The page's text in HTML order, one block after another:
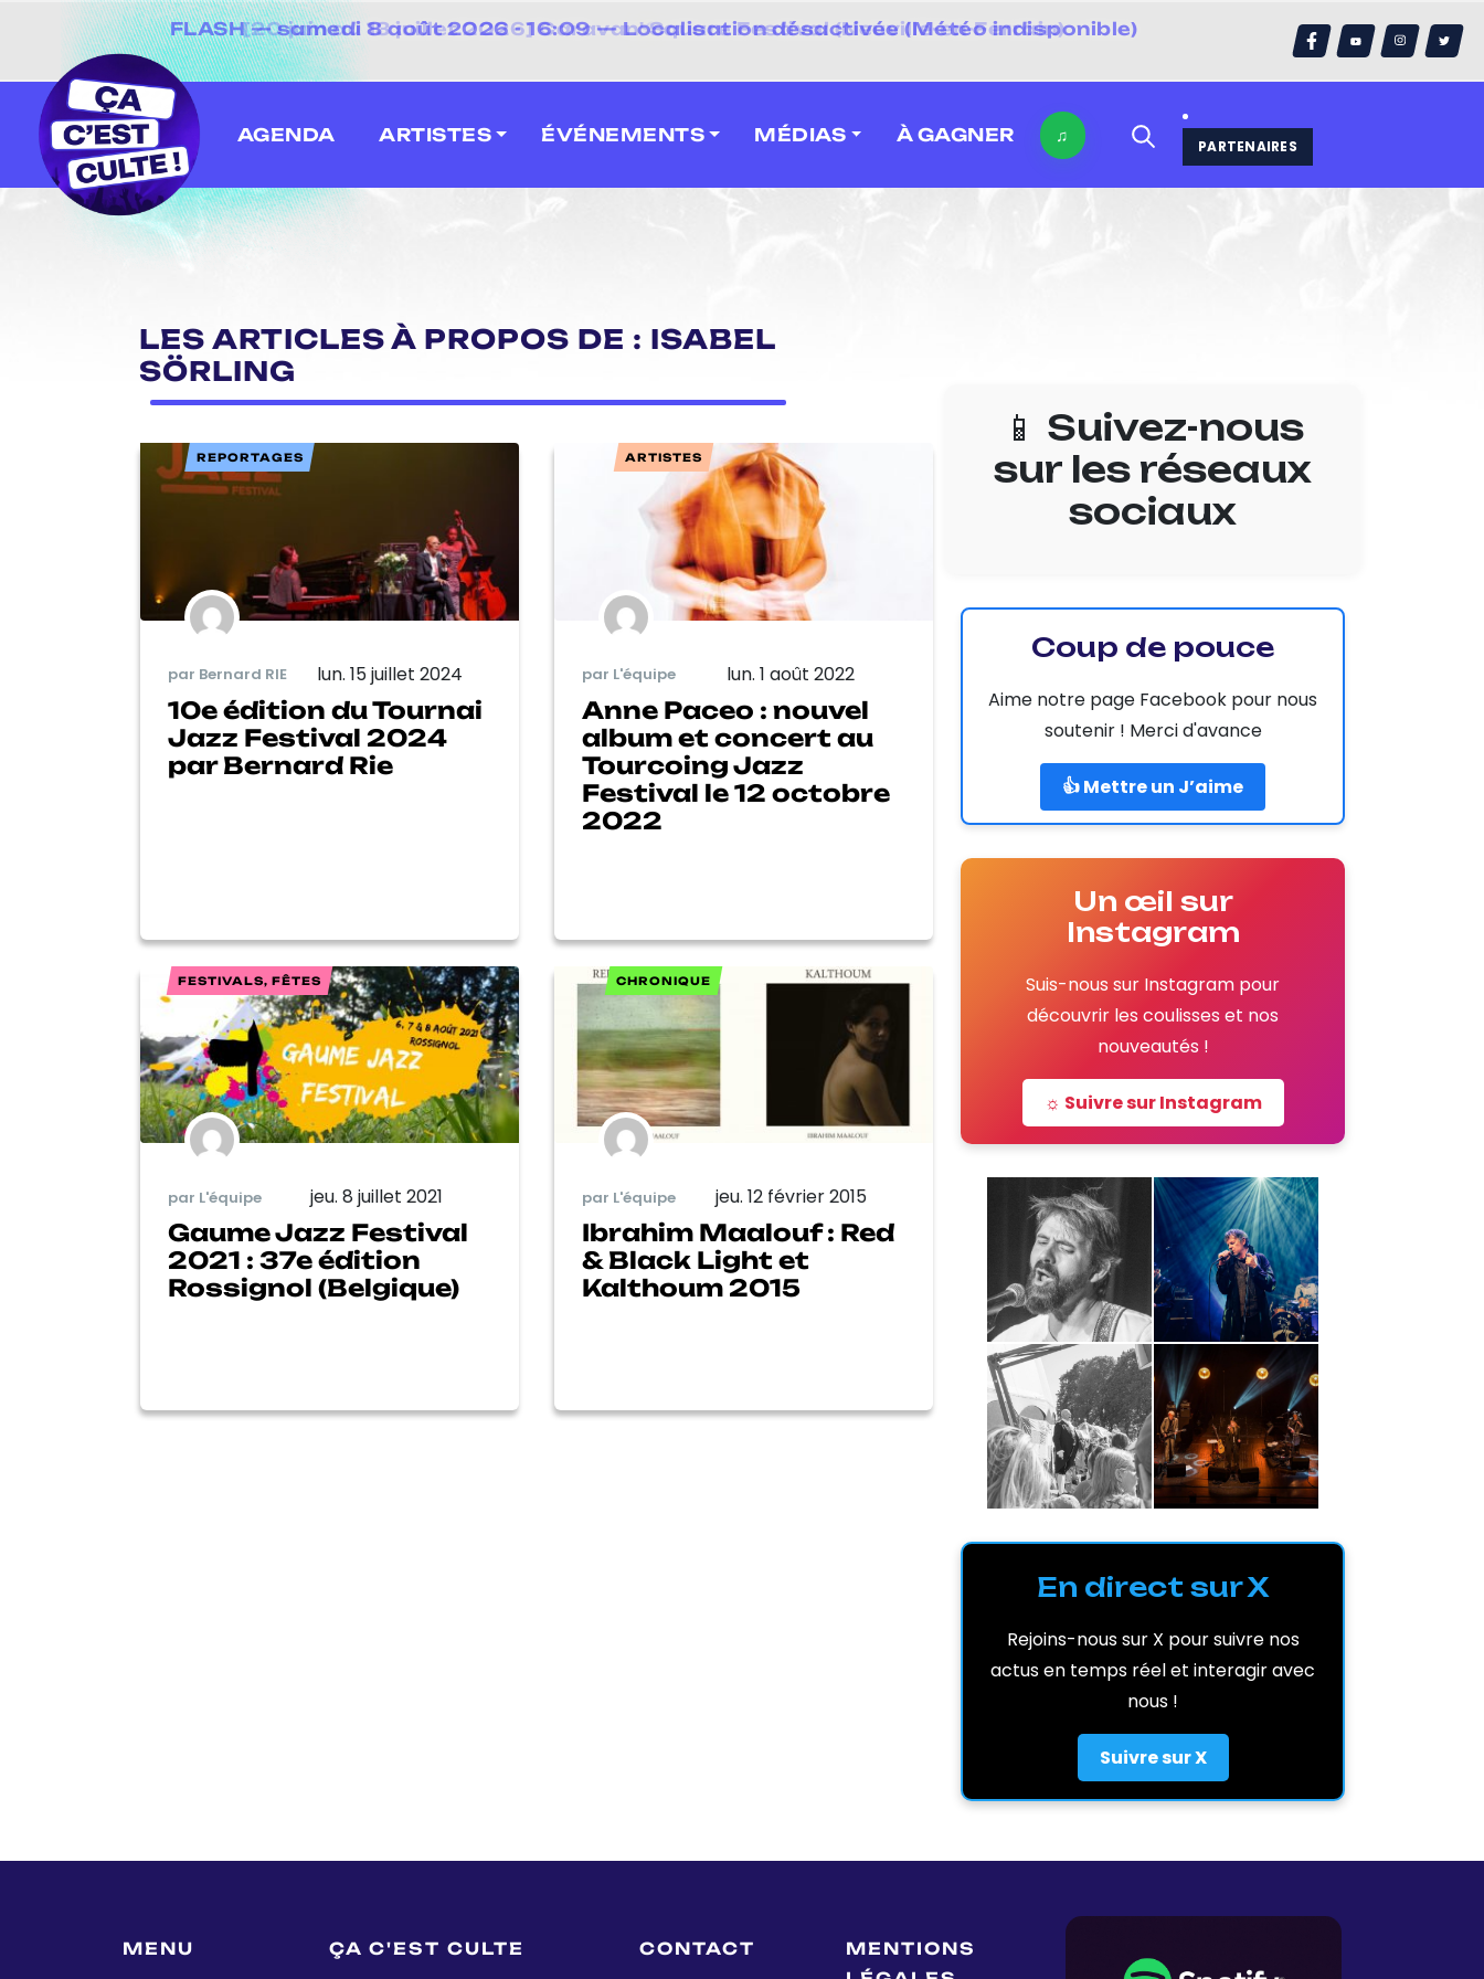
⚡
FLASH — samedi 8 août 2026 - 16:09 — Localisation désactivée (Météo indisponible)
[20 juin au 13 juillet 2026] Caravan' Square Festival (Neuville-en-Ferrain)
AGENDA ARTISTES ÉVÉNEMENTS MÉDIAS À GAGNER ♫
PARTENAIRES
LES ARTICLES À PROPOS DE : ISABEL
SÖRLING
REPORTAGES
par Bernard RIE lun. 15 juillet 2024
10e édition du Tournai
Jazz Festival 2024
par Bernard Rie
ARTISTES
par L'équipe lun. 1 août 2022
Anne Paceo : nouvel
album et concert au
Tourcoing Jazz
Festival le 12 octobre
2022
FESTIVALS, FÊTES
par L'équipe jeu. 8 juillet 2021
Gaume Jazz Festival
2021 : 37e édition
Rossignol (Belgique)
CHRONIQUE
par L'équipe jeu. 12 février 2015
Ibrahim Maalouf : Red
& Black Light et
Kalthoum 2015
📱 Suivez-nous
sur les réseaux
sociaux
Coup de pouce
Aime notre page Facebook pour nous
soutenir ! Merci d'avance
👍 Mettre un J’aime
Un œil sur
Instagram
Suis-nous sur Instagram pour
découvrir les coulisses et nos
nouveautés !
☼ Suivre sur Instagram
En direct sur X
Rejoins-nous sur X pour suivre nos
actus en temps réel et interagir avec
nous !
Suivre sur X
MENU ÇA C'EST CULTE CONTACT
MENTIONS